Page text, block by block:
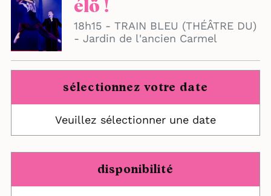
élö !
18h15 - TRAIN BLEU (THÉÂTRE DU)
- Jardin de l'ancien Carmel
sélectionnez votre date
Veuillez sélectionner une date
disponibilité